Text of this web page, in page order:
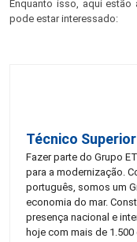
Enquanto isso, aqui
pode estar interessado:
Técnico
Fazer parte do Grupo
para a modernização.
português, somos um
economia do mar.
presença nacional e
hoje com mais de